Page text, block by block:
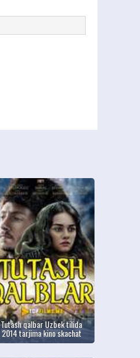
Tutash qalbar Uzbek tilida
2014 tarjima kino skachat